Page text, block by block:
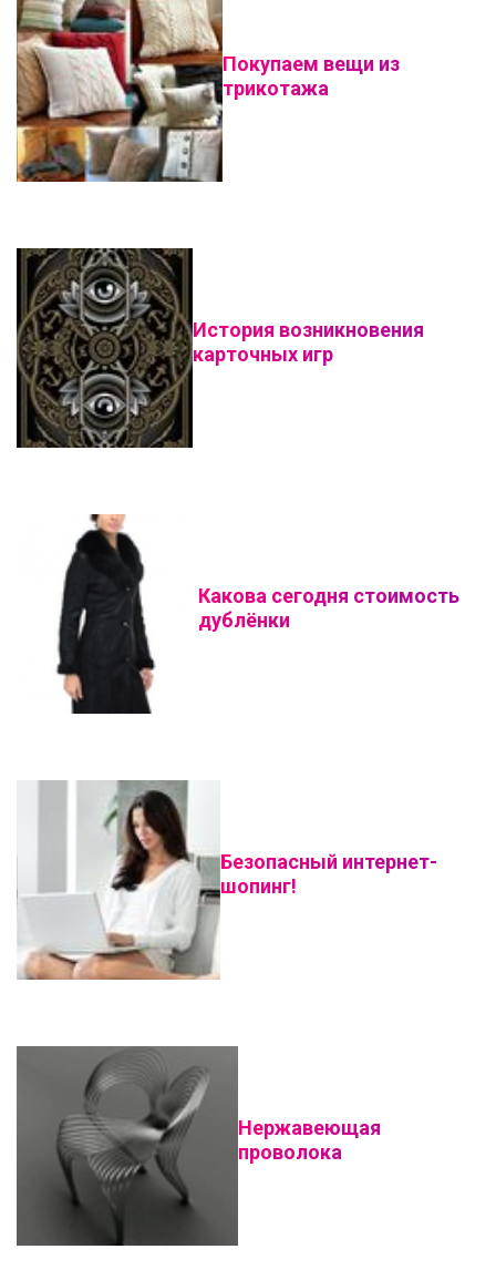
Покупаем вещи из
трикотажа
История возникновения
карточных игр
Какова сегодня стоимость
дублёнки
Безопасный интернет-
шопинг!
Нержавеющая
проволока